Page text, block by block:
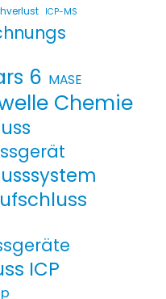
ICP-MS
6 MASE
Chemie
ICP